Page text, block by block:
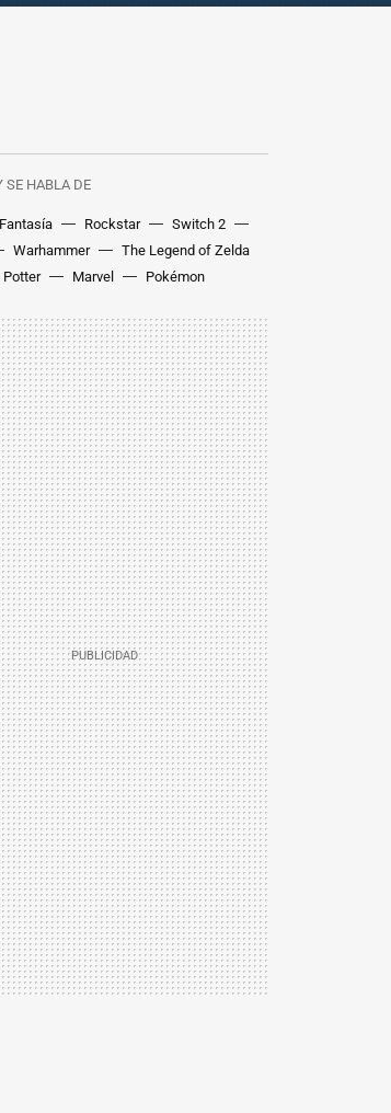
SE HABLA DE
Fantasía Rockstar
Switch 2
Warhammer
The Legend of Zelda
Potter
Marvel Pokémon